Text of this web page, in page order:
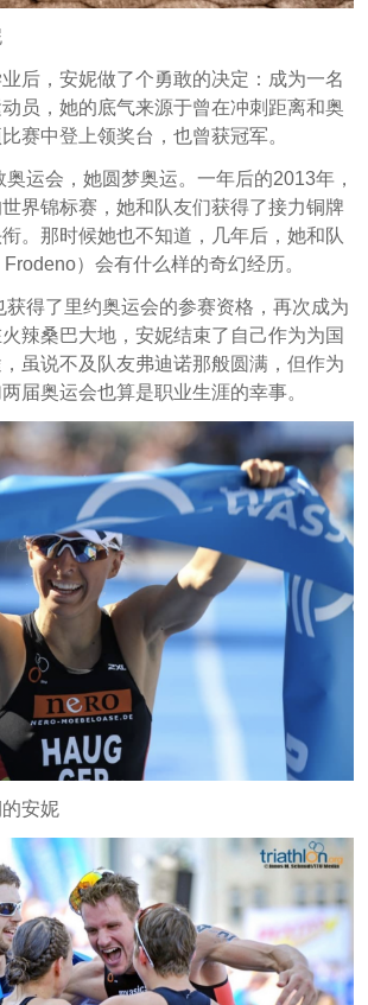
后，安妮做了个勇敢的决定：成为一名
员，她的底气来源于曾在冲刺距离和奥
赛中登上领奖台，也曾获冠军。
运会，她圆梦奥运。一年后的2013年，
界锦标赛，她和队友们获得了接力铜牌
。那时候她也不知道，几年后，她和队
）会有什么样的奇幻经历。
获得了里约奥运会的参赛资格，再次成为
辣桑巴大地，安妮结束了自己作为为国
虽说不及队友弗迪诺那般圆满，但作为
届奥运会也算是职业生涯的幸事。
安妮